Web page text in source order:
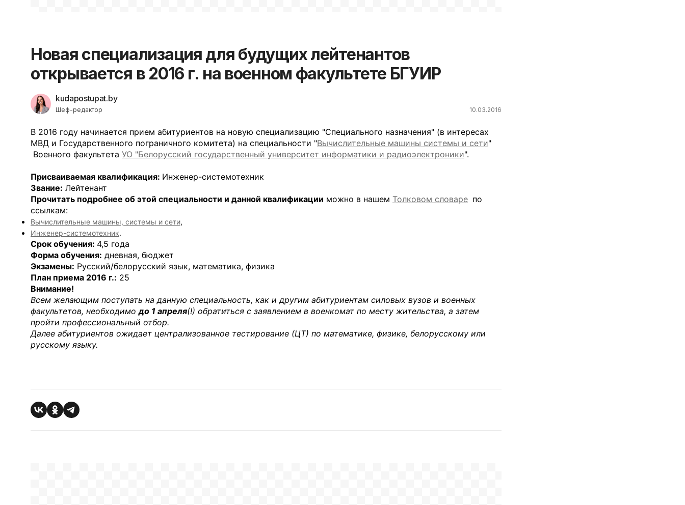
Новая специализация для будущих лейтенантов
открывается в 2016 г. на военном факультете БГУИР
kudapostupat.by
Шеф-редактор 10.03.2016
В 2016 году начинается прием абитуриентов на новую специализацию "Специального назначения" (в интересах
МВД и Государственного пограничного комитета) на специальности "Вычислительные машины системы и сети"
Военного факультета УО "Белорусский государственный университет информатики и радиоэлектроники".
Присваиваемая квалификация: Инженер-системотехник
Звание: Лейтенант
Прочитать подробнее об этой специальности и данной квалификации можно в нашем Толковом словаре по
ссылкам:
Вычислительные машины, системы и сети,
Инженер-системотехник.
Срок обучения: 4,5 года
Форма обучения: дневная, бюджет
Экзамены: Русский/белорусский язык, математика, физика
План приема 2016 г.: 25
Внимание!
Всем желающим поступать на данную специальность, как и другим абитуриентам силовых вузов и военных
факультетов, необходимодо 1 апреля(!) обратиться с заявлением в военкомат по месту жительства, а затем
пройти профессиональный отбор.
Далее абитуриентов ожидает централизованное тестирование (ЦТ) по математике, физике, белорусскому или
русскому языку.